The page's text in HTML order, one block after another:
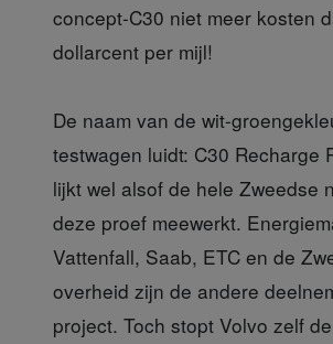
concept-C30 niet meer kosten
dollarcent per mijl!
De naam van de wit-
testwagen luidt: C30 Recharge
lijkt wel alsof de hele Zweedse
deze proef meewerkt.
Vattenfall, Saab, ETC en de
overheid zijn de andere
project. Toch stopt Volvo zelf